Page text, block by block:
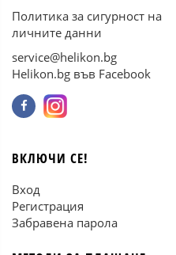
Политика за сигурност на
личните данни
service@helikon.bg
Helikon.bg във Facebook
ВКЛЮЧИ СЕ!
Вход
Регистрация
Забравена парола